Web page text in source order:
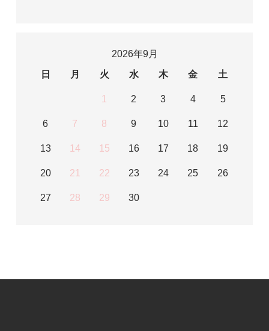
2026年9月
日
月 火 水 木 金 土
1 2 3 4 5
6 7 8 9 10 11 12
13 14 15 16 17 18 19
20 21 22 23 24 25 26
27 28 29 30